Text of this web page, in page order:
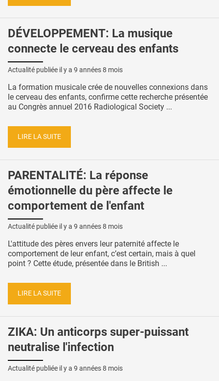
DÉVELOPPEMENT: La musique
connecte le cerveau des enfants
Actualité publiée il y a 9 années 8 mois
La formation musicale crée de nouvelles connexions dans
le cerveau des enfants, confirme cette recherche présentée
au Congrès annuel 2016 Radiological Society ...
LIRE LA SUITE
PARENTALITÉ: La réponse
émotionnelle du père affecte le
comportement de l'enfant
Actualité publiée il y a 9 années 8 mois
L'attitude des pères envers leur paternité affecte le
comportement de leur enfant, c’est certain, mais à quel
point ? Cette étude, présentée dans le British ...
LIRE LA SUITE
ZIKA: Un anticorps super-puissant
neutralise l'infection
Actualité publiée il y a 9 années 8 mois